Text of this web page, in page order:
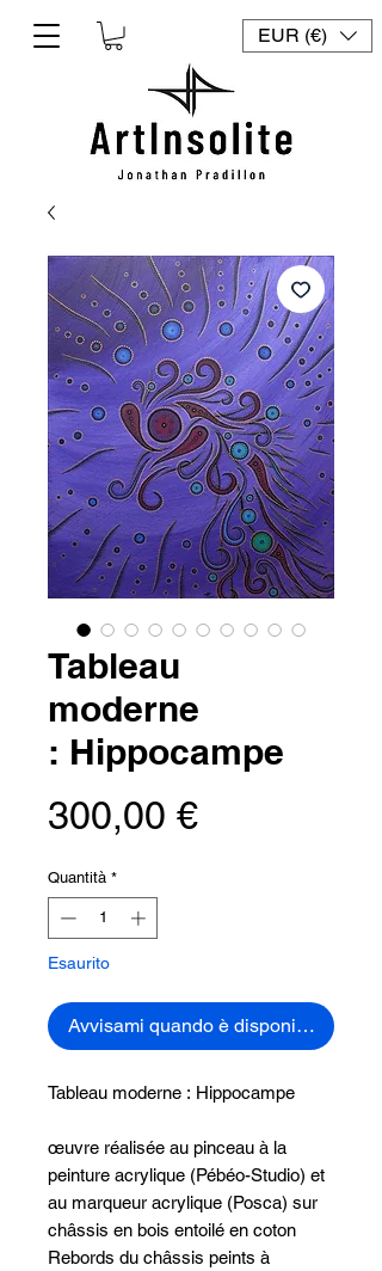
EUR (€)
Tableau
moderne
: Hippocampe
300,00 €Prezzo
Quantità *
Esaurito
Avvisami quando è disponibile
Tableau moderne : Hippocampe
œuvre réalisée au pinceau à la
peinture acrylique (Pébéo-Studio) et
au marqueur acrylique (Posca) sur
châssis en bois entoilé en coton
Rebords du châssis peints à